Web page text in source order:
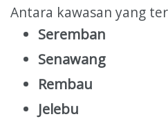
Antara kawasan yang
Seremban
Senawang
Rembau
Jelebu